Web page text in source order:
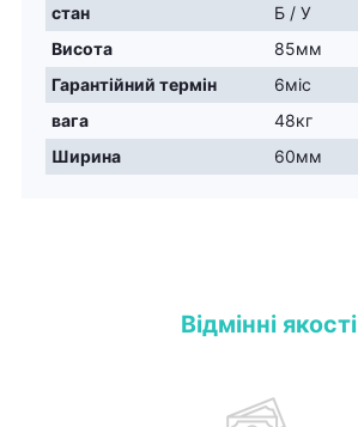
стан
Б / У
Висота
85мм
Гарантійний термін
6міс
вага
48кг
Ширина
60мм
Відмінні якості